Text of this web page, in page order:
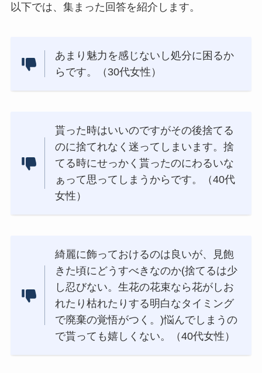
以下では、集まった回答を紹介します。
あまり魅力を感じないし処分に困るか
らです。（30代女性）
貰った時はいいのですがその後捨てる
のに捨てれなく迷ってしまいます。捨
てる時にせっかく貰ったのにわるいな
ぁって思ってしまうからです。（40代
女性）
綺麗に飾っておけるのは良いが、見飽
きた頃にどうすべきなのか(捨てるは少
し忍びない。生花の花束なら花がしお
れたり枯れたりする明白なタイミング
で廃棄の覚悟がつく。)悩んでしまうの
で貰っても嬉しくない。（40代女性）